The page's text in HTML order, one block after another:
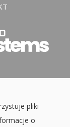
pliki
o